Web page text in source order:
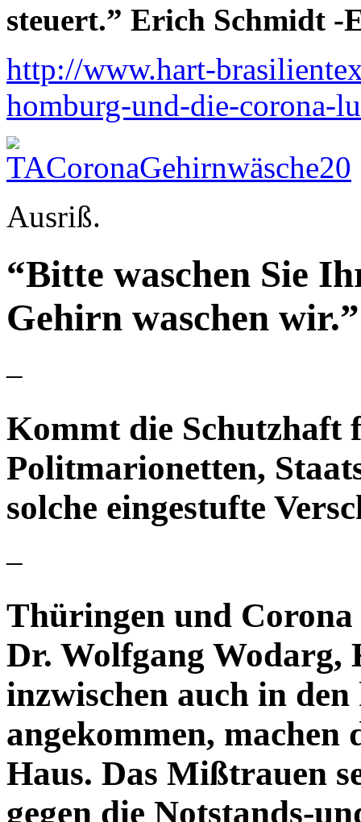
steuert.” Erich Schmidt -
http://www.hart-
homburg-und-die-corona-
Ausriß.
“Bitte waschen Sie
Gehirn waschen wir.”
–
Kommt die Schutzhaft
Politmarionetten,
solche eingestufte
–
Thüringen und Corona
Dr. Wolfgang Wodarg,
inzwischen auch in
angekommen, machen
Haus. Das Mißtrauen
gegen die Notstands-